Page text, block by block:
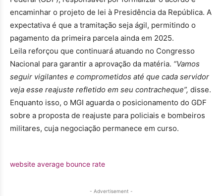
encaminhar o projeto de lei à Presidência da República. A
expectativa é que a tramitação seja ágil, permitindo o
pagamento da primeira parcela ainda em 2025.
Leila reforçou que continuará atuando no Congresso
Nacional para garantir a aprovação da matéria. “Vamos
seguir vigilantes e comprometidos até que cada servidor
veja esse reajuste refletido em seu contracheque”, disse.
Enquanto isso, o MGI aguarda o posicionamento do GDF
sobre a proposta de reajuste para policiais e bombeiros
militares, cuja negociação permanece em curso.
website average bounce rate
- Advertisement -